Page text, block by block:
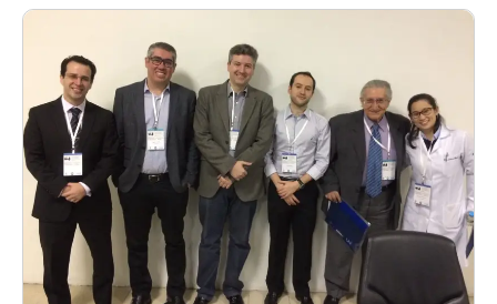
do Sul.